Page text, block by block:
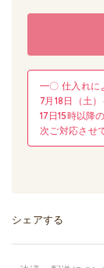
━〇 仕入れに
7月18日（土
17日15時以降
次ご対応させ
シェアする